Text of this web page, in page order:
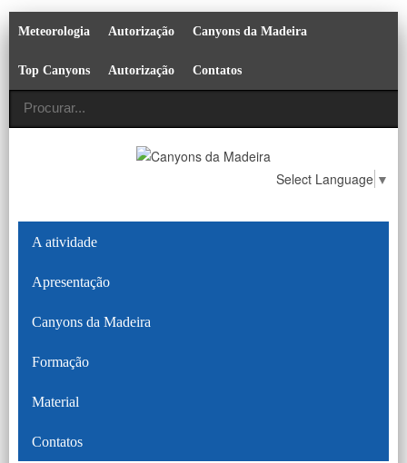
Meteorologia Autorização Canyons da Madeira
Top Canyons Autorização Contatos
Select Language ▼
A atividade
Apresentação
Canyons da Madeira
Formação
Material
Contatos